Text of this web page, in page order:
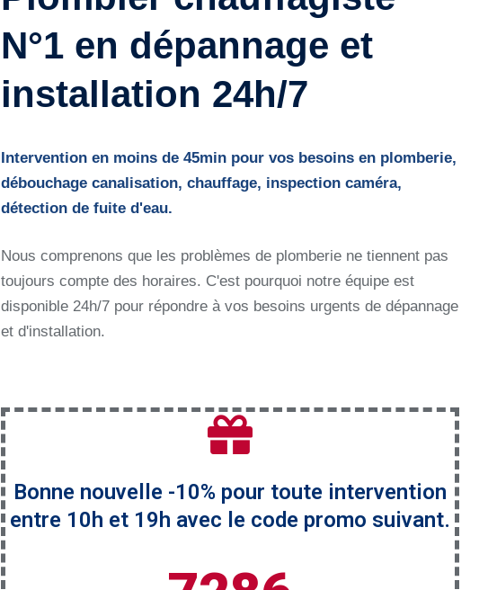
N°1 en dépannage et
installation 24h/7
Intervention en moins de 45min pour vos besoins en plomberie,
débouchage canalisation, chauffage, inspection caméra,
détection de fuite d'eau.
Nous comprenons que les problèmes de plomberie ne tiennent pas
toujours compte des horaires. C'est pourquoi notre équipe est
disponible 24h/7 pour répondre à vos besoins urgents de dépannage
et d'installation.
Bonne nouvelle -10% pour toute intervention
entre 10h et 19h avec le code promo suivant.